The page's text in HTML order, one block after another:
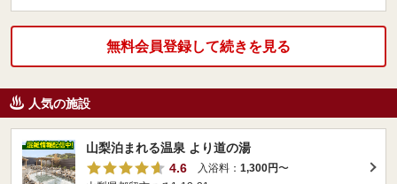
無料会員登録して続きを見る
人気の施設
山梨泊まれる温泉 より道の湯
4.6
入浴料： 1,300円〜